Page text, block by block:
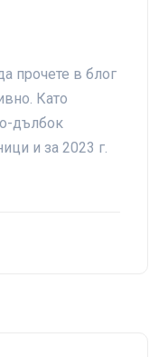
прочете в блог
Като
дълбок
и за 2023 г.